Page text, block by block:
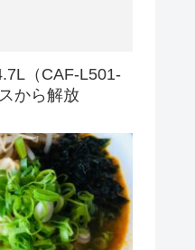
（CAF-L501-
から解放